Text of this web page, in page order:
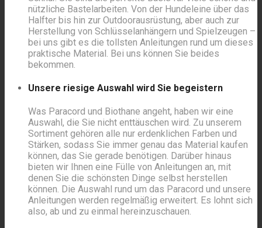
nützliche Bastelarbeiten. Von der Hundeleine über das
Halfter bis hin zur Outdoorausrüstung, aber auch zur
Herstellung von Schlüsselanhängern und Spielzeugen –
bei uns gibt es die tollsten Anleitungen rund um dieses
praktische Material. Bei uns können Sie beides
bekommen.
Unsere riesige Auswahl wird Sie begeistern
Was Paracord und Biothane angeht, haben wir eine
Auswahl, die Sie nicht enttäuschen wird. Zu unserem
Sortiment gehören alle nur erdenklichen Farben und
Stärken, sodass Sie immer genau das Material kaufen
können, das Sie gerade benötigen. Darüber hinaus
bieten wir Ihnen eine Fülle von Anleitungen an, mit
denen Sie die schönsten Dinge selbst herstellen
können. Die Auswahl rund um das Paracord und unsere
Anleitungen werden regelmäßig erweitert. Es lohnt sich
also, ab und zu einmal hereinzuschauen.